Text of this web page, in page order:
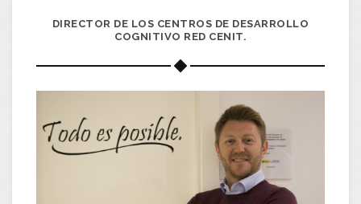
DIRECTOR DE LOS CENTROS DE DESARROLLO
COGNITIVO RED CENIT.